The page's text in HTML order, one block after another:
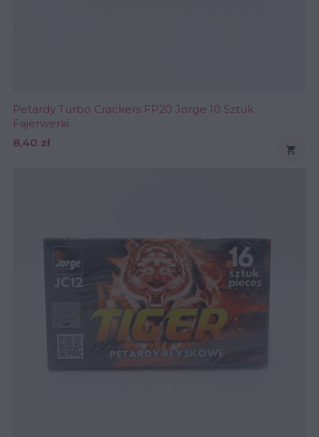
Petardy Turbo Crackers FP20 Jorge 10 Sztuk
Fajerwerki
Cena
8,40 zł
